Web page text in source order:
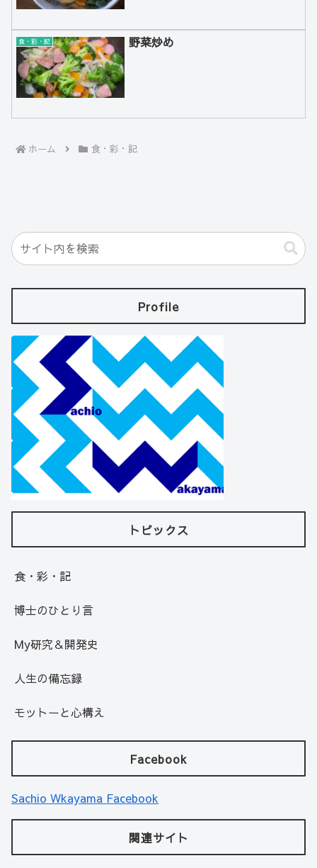
食・彩・記 野菜炒め
ホーム 食・彩・記
Profile
トピックス
食・彩・記
博士のひとり言
My研究＆開発史
人生の備忘録
モットーと心構え
Facebook
Sachio Wkayama Facebook
関連サイト